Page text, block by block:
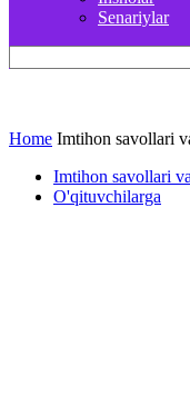
Senariylar
Home Imtihon savollari
Imtihon savollari
O'qituvchilarga